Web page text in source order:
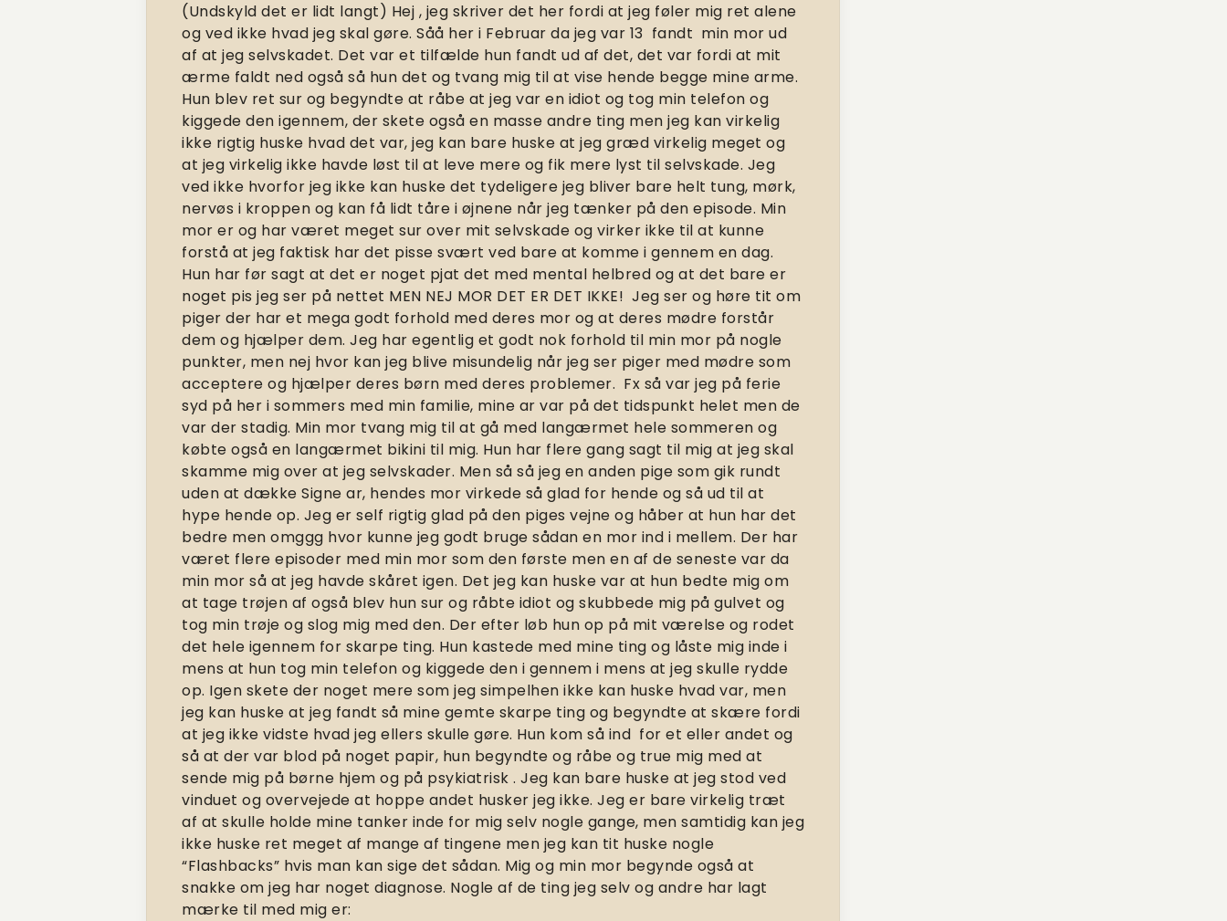
(Undskyld det er lidt langt) Hej , jeg skriver det her fordi at jeg føler mig ret alene
og ved ikke hvad jeg skal gøre. Såå her i Februar da jeg var 13 fandt min mor ud
af at jeg selvskadet. Det var et tilfælde hun fandt ud af det, det var fordi at mit
ærme faldt ned også så hun det og tvang mig til at vise hende begge mine arme.
Hun blev ret sur og begyndte at råbe at jeg var en idiot og tog min telefon og
kiggede den igennem, der skete også en masse andre ting men jeg kan virkelig
ikke rigtig huske hvad det var, jeg kan bare huske at jeg græd virkelig meget og
at jeg virkelig ikke havde løst til at leve mere og fik mere lyst til selvskade. Jeg
ved ikke hvorfor jeg ikke kan huske det tydeligere jeg bliver bare helt tung, mørk,
nervøs i kroppen og kan få lidt tåre i øjnene når jeg tænker på den episode. Min
mor er og har været meget sur over mit selvskade og virker ikke til at kunne
forstå at jeg faktisk har det pisse svært ved bare at komme i gennem en dag.
Hun har før sagt at det er noget pjat det med mental helbred og at det bare er
noget pis jeg ser på nettet MEN NEJ MOR DET ER DET IKKE! Jeg ser og høre tit om
piger der har et mega godt forhold med deres mor og at deres mødre forstår
dem og hjælper dem. Jeg har egentlig et godt nok forhold til min mor på nogle
punkter, men nej hvor kan jeg blive misundelig når jeg ser piger med mødre som
acceptere og hjælper deres børn med deres problemer. Fx så var jeg på ferie
syd på her i sommers med min familie, mine ar var på det tidspunkt helet men de
var der stadig. Min mor tvang mig til at gå med langærmet hele sommeren og
købte også en langærmet bikini til mig. Hun har flere gang sagt til mig at jeg skal
skamme mig over at jeg selvskader. Men så så jeg en anden pige som gik rundt
uden at dække Signe ar, hendes mor virkede så glad for hende og så ud til at
hype hende op. Jeg er self rigtig glad på den piges vejne og håber at hun har det
bedre men omggg hvor kunne jeg godt bruge sådan en mor ind i mellem. Der har
været flere episoder med min mor som den første men en af de seneste var da
min mor så at jeg havde skåret igen. Det jeg kan huske var at hun bedte mig om
at tage trøjen af også blev hun sur og råbte idiot og skubbede mig på gulvet og
tog min trøje og slog mig med den. Der efter løb hun op på mit værelse og rodet
det hele igennem for skarpe ting. Hun kastede med mine ting og låste mig inde i
mens at hun tog min telefon og kiggede den i gennem i mens at jeg skulle rydde
op. Igen skete der noget mere som jeg simpelhen ikke kan huske hvad var, men
jeg kan huske at jeg fandt så mine gemte skarpe ting og begyndte at skære fordi
at jeg ikke vidste hvad jeg ellers skulle gøre. Hun kom så ind for et eller andet og
så at der var blod på noget papir, hun begyndte og råbe og true mig med at
sende mig på børne hjem og på psykiatrisk . Jeg kan bare huske at jeg stod ved
vinduet og overvejede at hoppe andet husker jeg ikke. Jeg er bare virkelig træt
af at skulle holde mine tanker inde for mig selv nogle gange, men samtidig kan jeg
ikke huske ret meget af mange af tingene men jeg kan tit huske nogle
“Flashbacks” hvis man kan sige det sådan. Mig og min mor begynde også at
snakke om jeg har noget diagnose. Nogle af de ting jeg selv og andre har lagt
mærke til med mig er: